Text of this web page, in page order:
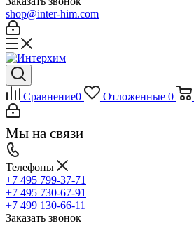
shop@inter-him.com
Сравнение0 Отложенные 0
Мы на связи
Телефоны
+7 495 799-37-71
+7 495 730-67-91
+7 499 130-66-11
Заказать звонок